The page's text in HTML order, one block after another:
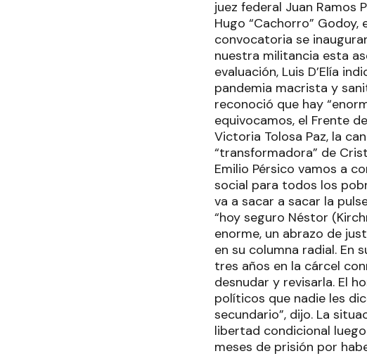
juez federal Juan Ramos
Hugo “Cachorro”
convocatoria se
nuestra militancia esta
evaluación, Luis D’Elía
pandemia macrista y
reconoció que hay
equivocamos, el Frente
Victoria Tolosa Paz, la
“transformadora” de
Emilio Pérsico vamos a
social para todos los
va a sacar a sacar la
“hoy seguro Néstor
enorme, un abrazo de
en su columna radial. En
tres años en la cárcel
desnudar y revisarla. El
políticos que nadie les
secundario”, dijo. La
libertad condicional
meses de prisión por